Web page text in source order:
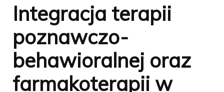
Integracja terapii
poznawczo-
behawioralnej oraz
farmakoterapii w